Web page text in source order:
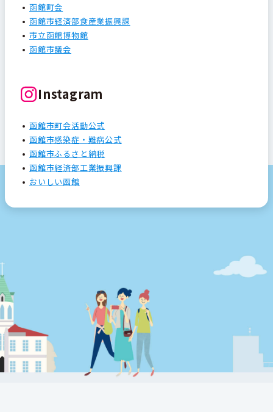
函館町会
函館市経済部食産業振興課
市立函館博物館
函館市議会
Instagram
函館市町会活動公式
函館市感染症・難病公式
函館市ふるさと納税
函館市経済部工業振興課
おいしい函館